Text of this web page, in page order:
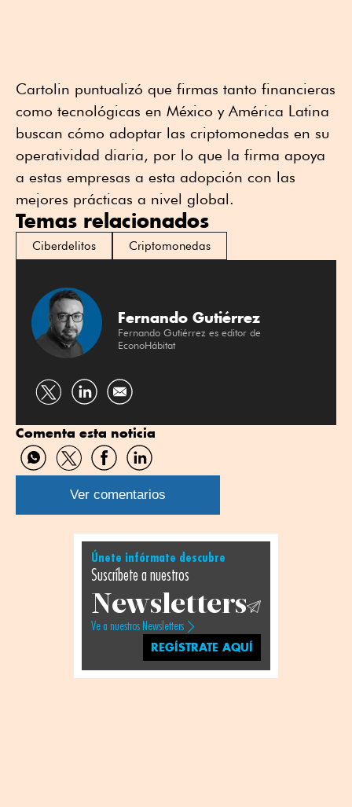
Cartolin puntualizó que firmas tanto financieras
como tecnológicas en México y América Latina
buscan cómo adoptar las criptomonedas en su
operatividad diaria, por lo que la firma apoya
a estas empresas a esta adopción con las
mejores prácticas a nivel global.
Temas relacionados
Ciberdelitos Criptomonedas
Fernando Gutiérrez
Fernando Gutiérrez es editor de
EconoHábitat
Compartir
Twitter
Compartir
Linkedin
Comenta esta noticia
Compartir
por
WhatsApp
Compartir
por
Twitter
Compartir
por
Facebook
Compartir
por
Linkedin
Ver comentarios
Únete infórmate descubre
Suscríbete a nuestros
Newsletters
Ve a nuestros Newsletters
REGÍSTRATE AQUÍ